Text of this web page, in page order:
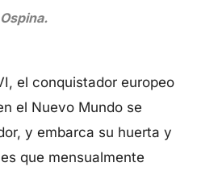
el conquistador europeo
el Nuevo Mundo se
y embarca su huerta y
que mensualmente